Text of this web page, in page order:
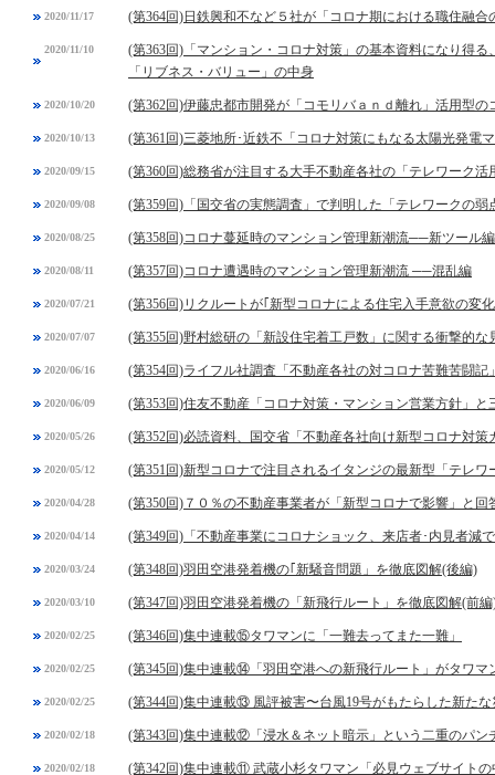
2020/11/17 (第364回)日鉄興和不など５社が「コロナ期における職住融
2020/11/10
(第363回)「マンション・コロナ対策」の基本資料になり得
「リブネス・バリュー」の中身
2020/10/20 (第362回)伊藤忠都市開発が「コモリバａｎｄ離れ」活用型の
2020/10/13 (第361回)三菱地所･近鉄不「コロナ対策にもなる太陽光発電
2020/09/15 (第360回)総務省が注目する大手不動産各社の「テレワーク活
2020/09/08 (第359回)「国交省の実態調査」で判明した「テレワークの弱
2020/08/25 (第358回)コロナ蔓延時のマンション管理新潮流──新ツール編
2020/08/11 (第357回)コロナ遭遇時のマンション管理新潮流 ──混乱編
2020/07/21 (第356回)リクルートが｢新型コロナによる住宅入手意欲の変
2020/07/07 (第355回)野村総研の「新設住宅着工戸数」に関する衝撃的な
2020/06/16 (第354回)ライフル社調査「不動産各社の対コロナ苦難苦闘記
2020/06/09 (第353回)住友不動産「コロナ対策・マンション営業方針」
2020/05/26 (第352回)必読資料、国交省「不動産各社向け新型コロナ対策
2020/05/12 (第351回)新型コロナで注目されるイタンジの最新型「テレワ
2020/04/28 (第350回)７０％の不動産事業者が「新型コロナで影響」と
2020/04/14 (第349回)「不動産事業にコロナショック、来店者･内見者減
2020/03/24 (第348回)羽田空港発着機の｢新騒音問題」を徹底図解(後編)
2020/03/10 (第347回)羽田空港発着機の「新飛行ルート」を徹底図解(前編
2020/02/25 (第346回)集中連載⑮タワマンに「一難去ってまた一難」
2020/02/25 (第345回)集中連載⑭「羽田空港への新飛行ルート」がタワマ
2020/02/25 (第344回)集中連載⑬ 風評被害〜台風19号がもたらした新たな
2020/02/18 (第343回)集中連載⑫「浸水＆ネット暗示」という二重のパン
2020/02/18 (第342回)集中連載⑪ 武蔵小杉タワマン「必見ウェブサイトの